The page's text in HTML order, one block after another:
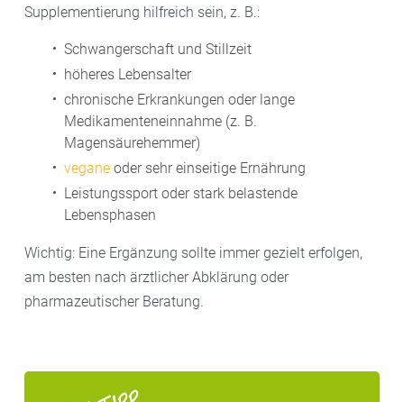
Supplementierung hilfreich sein, z. B.:
Schwangerschaft und Stillzeit
höheres Lebensalter
chronische Erkrankungen oder lange
Medikamenteneinnahme (z. B.
Magensäurehemmer)
vegane oder sehr einseitige Ernährung
Leistungssport oder stark belastende
Lebensphasen
Wichtig: Eine Ergänzung sollte immer gezielt erfolgen,
am besten nach ärztlicher Abklärung oder
pharmazeutischer Beratung.